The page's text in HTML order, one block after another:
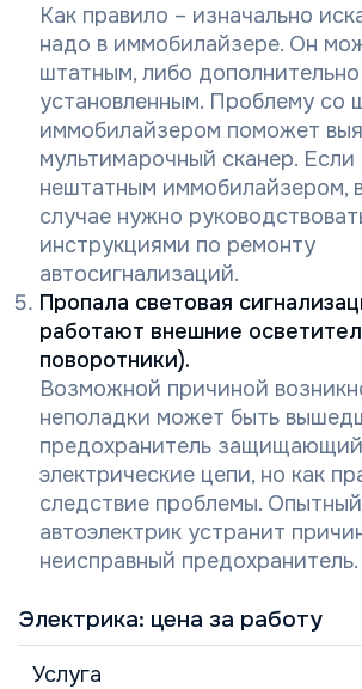
Как правило – изначально
надо в иммобилайзере. Он
штатным, либо дополнительно
установленным. Проблему со
иммобилайзером поможет
мультимарочный сканер.
нештатным иммобилайзером,
случае нужно
инструкциями по ремонту
автосигнализаций.
Пропала световая
работают внешние
поворотники).
Возможной причиной
неполадки может быть
предохранитель
электрические цепи, но как
следствие проблемы.
автоэлектрик устранит
неисправный предохранитель.
Электрика: цена за работу
Услуга